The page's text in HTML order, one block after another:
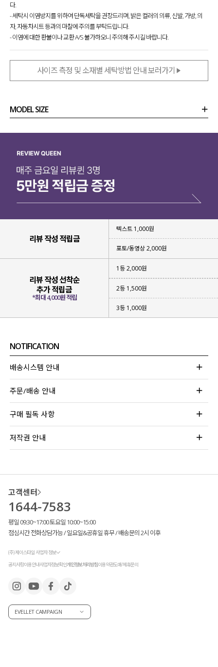
다.
- 세탁시 이염방지를 위하여 단독세탁을 권장드리며, 밝은 컬러의 의류, 신발, 가방, 의
자, 자동차시트 등과의 마찰에 주의를 부탁드립니다.
- 이염에 대한 환불이나 교환 A/S 불가하오니 주의해 주시길 바랍니다.
사이즈 측정 및 소재별 세탁방법 안내 보러가기
MODEL SIZE
리뷰 작성 적립금
텍스트 1,000원
포토/동영상 2,000원
리뷰 작성 선착순
추가 적립금
*최대 4,000원 적립
1등 2,000원
2등 1,500원
3등 1,000원
NOTIFICATION
배송시스템 안내
주문/배송 안내
구매 필독 사항
저작권 안내
고객센터
1644-7583
평일 09:30~17:00 토요일 10:00~15:00
점심시간 전화상담가능 / 일요일&공휴일 휴무 / 배송문의 2시 이후
(주) 제이스타일 사업자 정보
공지사항이용안내사업자정보확인개인정보처리방침이용약관도매/제휴문의
EVELLET CAMPAIGN